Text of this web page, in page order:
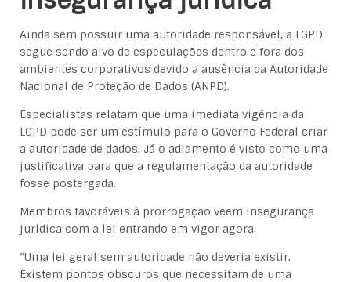
Ainda sem possuir uma autoridade responsável, a LGPD
segue sendo alvo de especulações dentro e fora dos
ambientes corporativos devido a ausência da Autoridade
Nacional de Proteção de Dados (ANPD).
Especialistas relatam que uma imediata vigência da
LGPD pode ser um estímulo para o Governo Federal criar
a autoridade de dados. Já o adiamento é visto como uma
justificativa para que a regulamentação da autoridade
fosse postergada.
Membros favoráveis à prorrogação veem insegurança
jurídica com a lei entrando em vigor agora.
“Uma lei geral sem autoridade não deveria existir.
Existem pontos obscuros que necessitam de uma